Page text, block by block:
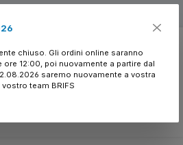
chiuso. Gli ordini online saranno
ore 12:00, poi nuovamente a partire dal
saremo nuovamente a vostra
team BRIFS